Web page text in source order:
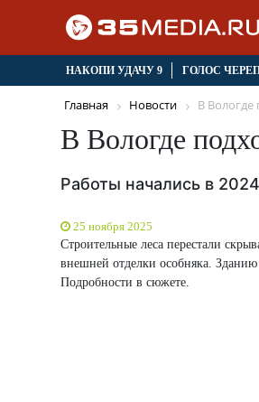
НАКОПИ УДАЧУ 9 ГОЛОС
Главная Новости В Вологде
В Вологде
Работы начались в
25 ноября 2025
Строительные леса перестали
внешней отделки особняка.
Подробности в сюжете.